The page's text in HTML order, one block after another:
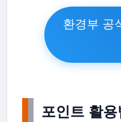
환경부 공
포인트 활용